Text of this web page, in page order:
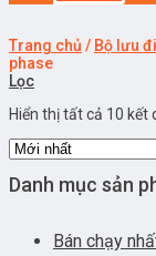
Trang chủ / Bộ lưu
phase
Lọc
Hiển thị tất cả 10 kết
Danh mục sản
Bán chạy